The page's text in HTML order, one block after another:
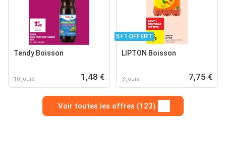
Tendy Boisson
10 jours 1,48 €
5+1 OFFERT
LIPTON Boisson
3 jours 7,75 €
Voir toutes les offres (123)